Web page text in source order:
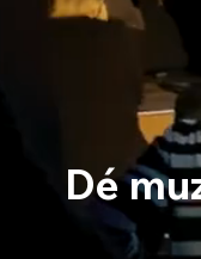
Dé